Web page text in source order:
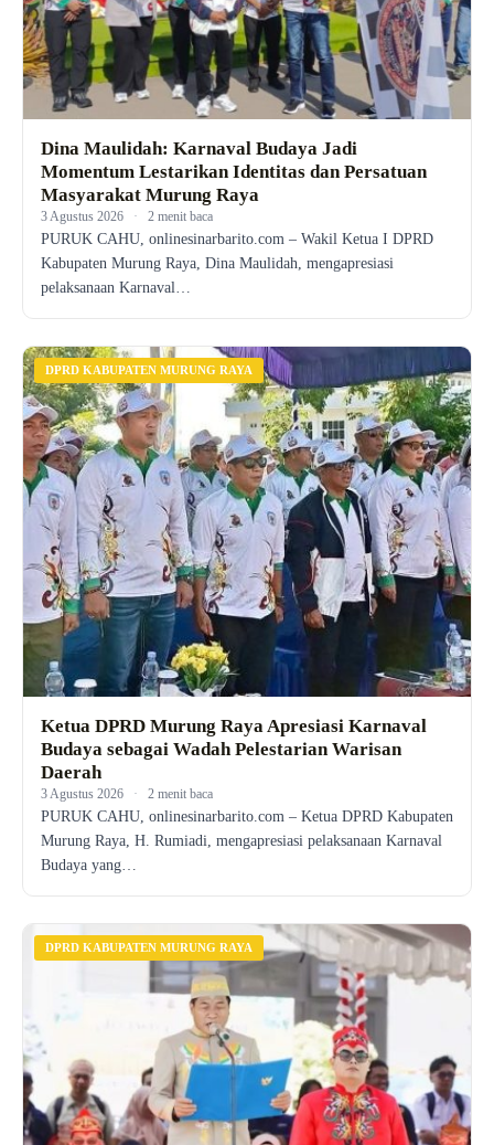
Dina Maulidah: Karnaval Budaya Jadi
Momentum Lestarikan Identitas dan Persatuan
Masyarakat Murung Raya
3 Agustus 2026 · 2 menit baca
PURUK CAHU, onlinesinarbarito.com – Wakil Ketua I DPRD
Kabupaten Murung Raya, Dina Maulidah, mengapresiasi
pelaksanaan Karnaval…
DPRD KABUPATEN MURUNG RAYA
Ketua DPRD Murung Raya Apresiasi Karnaval
Budaya sebagai Wadah Pelestarian Warisan
Daerah
3 Agustus 2026 · 2 menit baca
PURUK CAHU, onlinesinarbarito.com – Ketua DPRD Kabupaten
Murung Raya, H. Rumiadi, mengapresiasi pelaksanaan Karnaval
Budaya yang…
DPRD KABUPATEN MURUNG RAYA